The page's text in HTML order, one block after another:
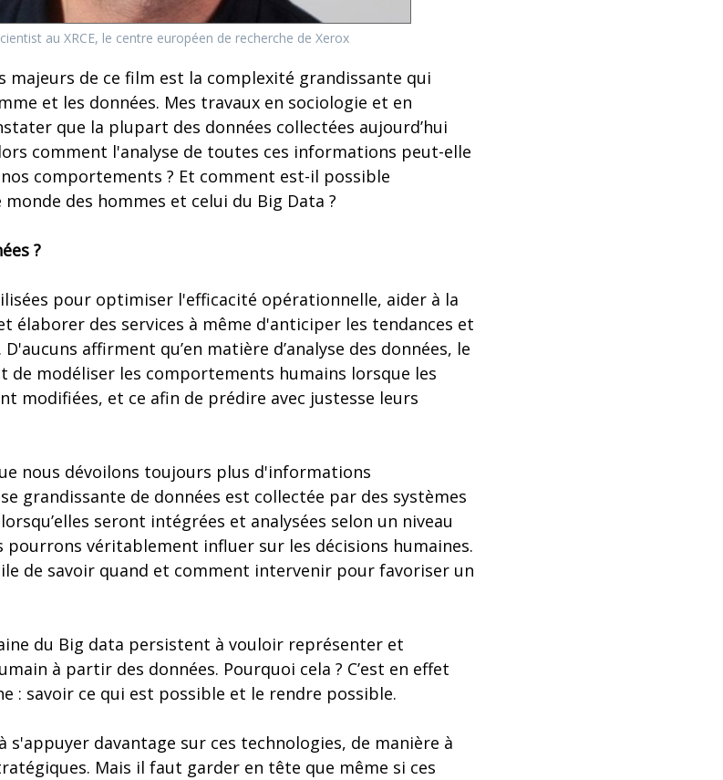
au XRCE, le centre européen de recherche de Xerox
majeurs de ce film est la complexité grandissante qui
et les données. Mes travaux en sociologie et en
que la plupart des données collectées aujourd’hui
comment l'analyse de toutes ces informations peut-elle
comportements ? Et comment est-il possible
des hommes et celui du Big Data ?
?
pour optimiser l'efficacité opérationnelle, aider à la
élaborer des services à même d'anticiper les tendances et
affirment qu’en matière d’analyse des données, le
de modéliser les comportements humains lorsque les
modifiées, et ce afin de prédire avec justesse leurs
nous dévoilons toujours plus d'informations
grandissante de données est collectée par des systèmes
seront intégrées et analysées selon un niveau
véritablement influer sur les décisions humaines.
de savoir quand et comment intervenir pour favoriser un
du Big data persistent à vouloir représenter et
à partir des données. Pourquoi cela ? C’est en effet
: savoir ce qui est possible et le rendre possible.
davantage sur ces technologies, de manière à
Mais il faut garder en tête que même si ces